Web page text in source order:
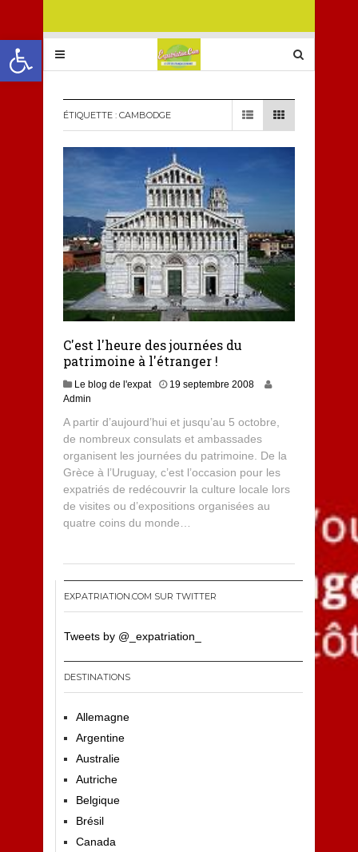
Ouvrir la barre d’outils
ÉTIQUETTE : CAMBODGE
C'est l'heure des journées du
patrimoine à l'étranger !
Le blog de l'expat
19 septembre 2008
Admin
A partir d’aujourd’hui et jusqu’au 5 octobre,
de nombreux consulats et ambassades
organisent les journées du patrimoine. De la
Grèce à l’Uruguay, c’est l’occasion pour les
expatriés de redécouvrir la culture locale lors
de visites ou d’expositions organisées au
quatre coins du monde…
EXPATRIATION.COM SUR TWITTER
Tweets by @_expatriation_
DESTINATIONS
Allemagne
Argentine
Australie
Autriche
Belgique
Brésil
Canada